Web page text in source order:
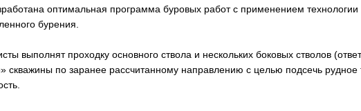
оптимальная программа буровых работ с применением технологии
бурения.
выполнят проходку основного ствола и нескольких боковых стволов
скважины по заранее рассчитанному направлению с целью подсечь